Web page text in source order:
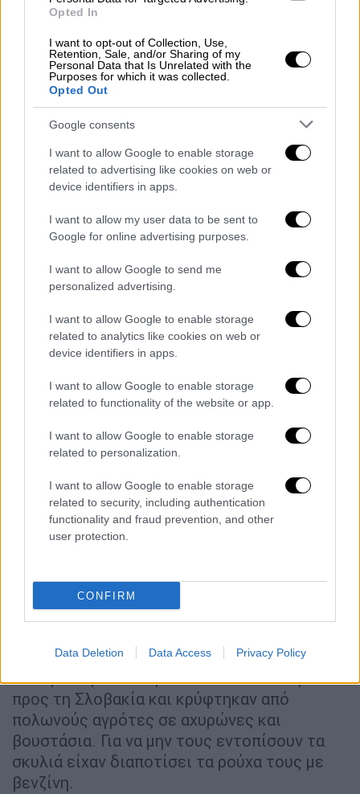
Opted In
I want to opt-out of Collection, Use,
Retention, Sale, and/or Sharing of my
Personal Data that Is Unrelated with the
Purposes for which it was collected.
Opted Out
Google consents
I want to allow Google to enable storage
related to advertising like cookies on web or
device identifiers in apps.
I want to allow my user data to be sent to
Google for online advertising purposes.
I want to allow Google to send me
personalized advertising.
I want to allow Google to enable storage
related to analytics like cookies on web or
device identifiers in apps.
I want to allow Google to enable storage
related to functionality of the website or app.
I want to allow Google to enable storage
related to personalization.
I want to allow Google to enable storage
related to security, including authentication
functionality and fraud prevention, and other
user protection.
CONFIRM
Data Deletion Data Access Privacy Policy
ανέβαζαν οι Ναζί τη θερμοκρασία και στη
συνέχεια έριχναν μια δηλητηριώδη σκόνη
μέσω των αεραγωγών από την οροφή, η
οποία μετατρεπόταν σε αέριο. Με σφιγμένα
τα χείλη διηγήθηκε ότι, χρειάζονταν μόλις
τρία λεπτά για να τυλίξει ο θάνατος όλους
όσοι βρίσκονταν στον θάλαμο! Κι όταν
έπειτα από λίγην ώρα τα θανατηφόρα αέρια
του θαλάμου είχαν διαλυθεί, έστελναν
πτώματα και να τα πάνε στους φούρνους.
Αυτά έλεγε ο Ρούντολφ και όσοι τον
άκουγαν δυσκολεύονταν να πιστέψουν ότι
ήταν αλήθεια.
Η Έκθεση Βρμπα έκαψε τους ναζί εγκληματίες πολέμου
11 Απριλίου του 1944. Οι δυο τους
κρύφτηκαν κάτω από ένα σωρό με κορμούς
μόλις πέρασαν την πύλη του στρατοπέδου
«χάθηκαν» μέσα στη νύχτα· κατευθύνθηκαν
προς τη Σλοβακία και κρύφτηκαν από
πολωνούς αγρότες σε αχυρώνες και
βουστάσια. Για να μην τους εντοπίσουν τα
σκυλιά είχαν διαποτίσει τα ρούχα τους με
βενζίνη.